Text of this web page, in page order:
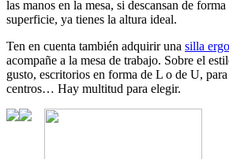
las manos en la mesa, si descansan de
superficie, ya tienes la altura ideal.
Ten en cuenta también adquirir una silla
acompañe a la mesa de trabajo. Sobre el
gusto, escritorios en forma de L o de U,
centros… Hay multitud para elegir.